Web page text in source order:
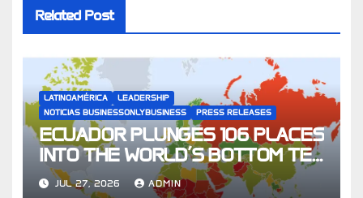
Related Post
LATINOAMÉRICA
LEADERSHIP
NOTICIAS BUSINESSONLYBUSINESS
PRESS RELEASES
ECUADOR PLUNGES 106 PLACES
INTO THE WORLD’S BOTTOM TEN
FOR CHILDREN’S RIGHTS
JUL 27, 2026 ADMIN